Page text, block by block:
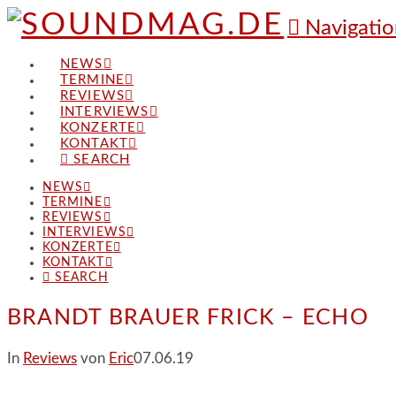
NEWS
TERMINE
REVIEWS
INTERVIEWS
KONZERTE
KONTAKT
SEARCH
NEWS
TERMINE
REVIEWS
INTERVIEWS
KONZERTE
KONTAKT
SEARCH
BRANDT BRAUER FRICK – ECHO
In Reviews von Eric07.06.19